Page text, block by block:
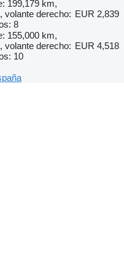
199,179 km,
volante derecho:
8
EUR 2,839
155,000 km,
volante derecho:
10
EUR 4,518